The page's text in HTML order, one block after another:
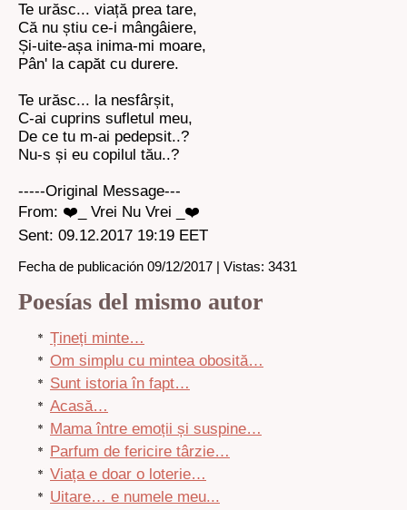
Te urăsc... viață prea tare,
Că nu știu ce-i mângâiere,
Și-uite-așa inima-mi moare,
Pân' la capăt cu durere.
Te urăsc... la nesfârșit,
C-ai cuprins sufletul meu,
De ce tu m-ai pedepsit..?
Nu-s și eu copilul tău..?
-----Original Message---
From: ❤️_ Vrei Nu Vrei _❤️
Sent: 09.12.2017 19:19 EET
Fecha de publicación 09/12/2017 | Vistas: 3431
Poesías del mismo autor
Țineți minte…
Om simplu cu mintea obosită…
Sunt istoria în fapt…
Acasă…
Mama între emoții și suspine…
Parfum de fericire târzie…
Viața e doar o loterie…
Uitare… e numele meu...